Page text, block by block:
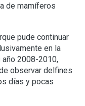
de mamíferos
pude continuar
en la
2008-2010,
observar delfines
días y pocas